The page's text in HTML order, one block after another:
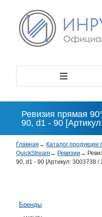
Ревизия прямая
90, d1 - 90
Главная → Каталог продукции
QuickStream→ Ревизии →
90, d1 - 90 [Артикул: 3003738 /
Бренды